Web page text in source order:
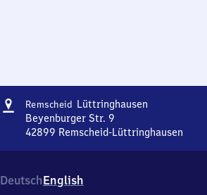
Adresse
Remscheid Lüttringhausen
Beyenburger Str. 9
42899 Remscheid-Lüttringhausen
Beyenburger
Str.
DeutschEnglish